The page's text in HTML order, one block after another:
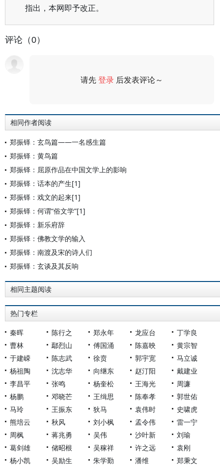
指出，本网即予改正。
评论（0）
请先登录 后发表评论～
相同作者阅读
郑振铎：玄鸟篇——一名感生篇
郑振铎：黄鸟篇
郑振铎：屈原作品在中国文学上的影响
郑振铎：话本的产生[1]
郑振铎：戏文的起来[1]
郑振铎：何谓“俗文学”[1]
郑振铎：新乐府辞
郑振铎：佛教文学的输入
郑振铎：南渡及宋的诗人们
郑振铎：玄谈及其反响
相同主题阅读
热门专栏
秦晖 陈行之 郑永年 龙应台
丁学良
曹林
鄢烈山 傅国涌 陈嘉映
黄宗智
于建嵘
陈志武 徐贲 郭宇宽
马立诚
杨祖陶
沈志华 向继东 赵汀阳
戴建业
李昌平
张鸣 杨奎松 王海光
周濂
杨鹏
邓晓芒 王缉思 陈奉孝
郭世佑
马玲
王振东 狄马 袁伟时
史啸虎
熊培云
秋风 刘小枫 孟令伟
雷一宁
周枫
蒋兆勇 吴伟 沙叶新
刘瑜
葛剑雄
储昭根 吴稼祥 许之远
袁刚
杨小凯
吴励生 朱学勤 潘维
郑秉文